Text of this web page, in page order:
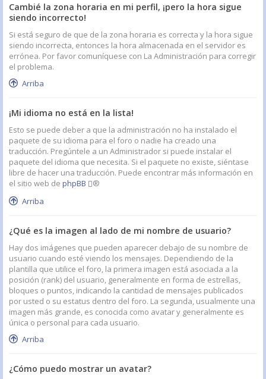
Cambié la zona horaria en mi perfil, ¡pero la hora sigue
siendo incorrecto!
Si está seguro de que de la zona horaria es correcta y la hora sigue
siendo incorrecta, entonces la hora almacenada en el servidor es
errónea. Por favor comuníquese con La Administración para corregir
el problema.
Arriba
¡Mi idioma no está en la lista!
Esto se puede deber a que la administración no ha instalado el
paquete de su idioma para el foro o nadie ha creado una
traducción. Pregúntele a un Administrador si puede instalar el
paquete del idioma que necesita. Si el paquete no existe, siéntase
libre de hacer una traducción. Puede encontrar más información en
el sitio web de phpBB
®
Arriba
¿Qué es la imagen al lado de mi nombre de usuario?
Hay dos imágenes que pueden aparecer debajo de su nombre de
usuario cuando esté viendo los mensajes. Dependiendo de la
plantilla que utilice el foro, la primera imagen está asociada a la
posición (rank) del usuario, generalmente en forma de estrellas,
bloques o puntos, indicando la cantidad de mensajes publicados
por usted o su estatus dentro del foro. La segunda, usualmente una
imagen más grande, es conocida como avatar y generalmente es
única o personal para cada usuario.
Arriba
¿Cómo puedo mostrar un avatar?